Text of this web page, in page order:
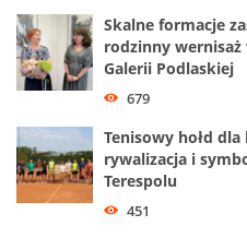
Skalne formacje
rodzinny wernisaż
Galerii Podlaskiej
679
Tenisowy hołd
rywalizacja i
Terespolu
451